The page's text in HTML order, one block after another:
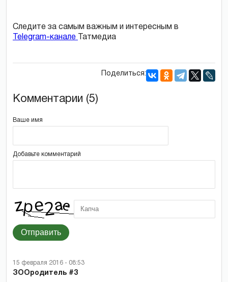
Следите за самым важным и интересным в
Telegram-канале
Татмедиа
Поделиться:
Комментарии (5)
Ваше имя
Добавьте комментарий
Отправить
15 февраля 2016 - 08:53
ЗООродитель #3